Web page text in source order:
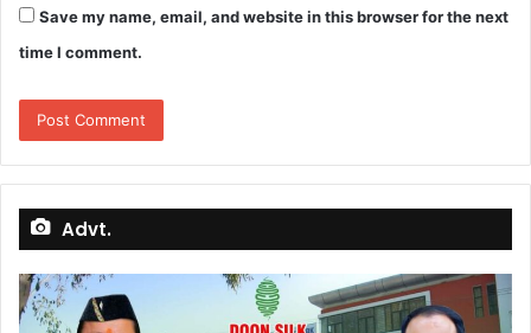
Save my name, email, and website in this browser for the next
time I comment.
Advt.